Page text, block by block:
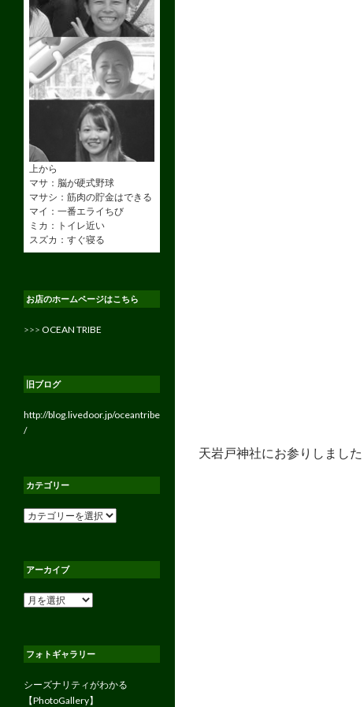
天岩戸神社にお参りしました
上から
マサ：脳が硬式野球
マサシ：筋肉の貯金はできる
マイ：一番エライちび
ミカ：トイレ近い
スズカ：すぐ寝る
お店のホームページはこちら
>>> OCEAN TRIBE
旧ブログ
http://blog.livedoor.jp/oceantribe
/
カテゴリー
カ
ー
アーカイブ
ア
ブ
フォトギャラリー
シーズナリティがわかる
【PhotoGallery】